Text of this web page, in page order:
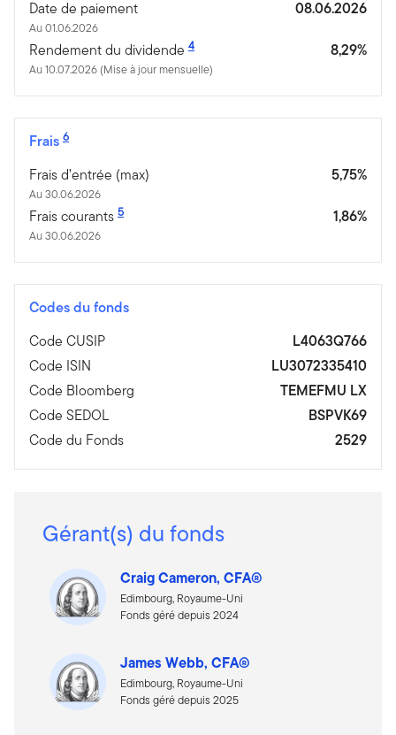
Date de paiement
Au 01.06.2026
08.06.2026
Rendement du dividende 4
Au 10.07.2026 (Mise à jour mensuelle)
8,29%
Frais 6
Frais d’entrée (max)
Au 30.06.2026
5,75%
Frais courants 5
Au 30.06.2026
1,86%
Codes du fonds
Code CUSIP
L4063Q766
Code ISIN
LU3072335410
Code Bloomberg
TEMEFMU LX
Code SEDOL
BSPVK69
Code du Fonds
2529
Gérant(s) du fonds
Craig Cameron, CFA®
Edimbourg, Royaume-Uni
Fonds géré depuis 2024
James Webb, CFA®
Edimbourg, Royaume-Uni
Fonds géré depuis 2025